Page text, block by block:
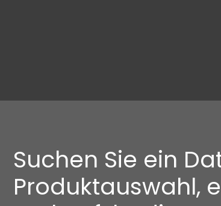
Suchen Sie ein
Produktauswahl,